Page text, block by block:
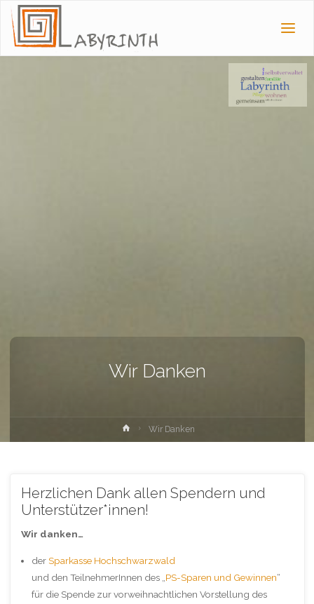
Wir Danken
HomeWir Danken
Herzlichen Dank allen Spendern und
Unterstützer*innen!
Wir danken…
derSparkasse Hochschwarzwald
und den TeilnehmerInnen des „ PS-Sparen und Gewinnen“
für die Spende zur vorweihnachtlichen Vorstellung des